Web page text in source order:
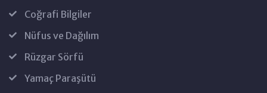
Coğrafi Bilgiler
Nüfus ve Dağılım
Rüzgar Sörfü
Yamaç Paraşütü